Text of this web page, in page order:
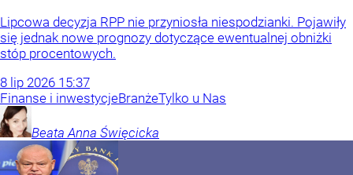
Lipcowa decyzja RPP nie przyniosła niespodzianki. Pojawiły
się jednak nowe prognozy dotyczące ewentualnej obniżki
stóp procentowych.
8 lip 2026 15:37
Finanse i inwestycjeBranżeTylko u Nas
Beata Anna Święcicka